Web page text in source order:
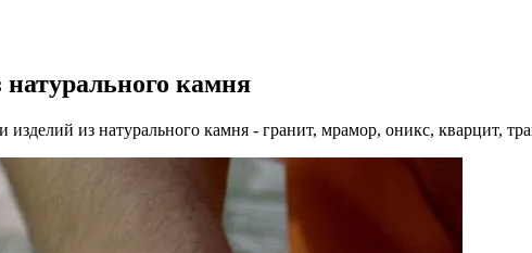
натурального камня
из натурального камня - гранит, мрамор, оникс, кварцит,